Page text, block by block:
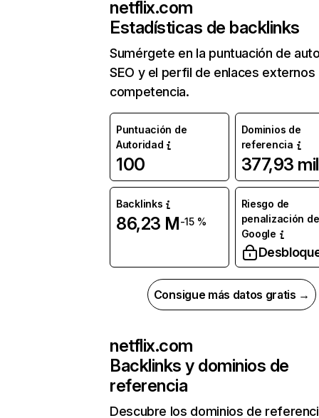
netflix.com
Estadísticas de backlinks
Sumérgete en la puntuación de
SEO y el perfil de enlaces externos
competencia.
Puntuación de
Autoridad
100
Dominios de
referencia
377,93 mil
Backlinks
86,23 M-15 %
Riesgo de
penalización de
Google
Consigue más datos gratis →
netflix.com
Backlinks y dominios de
referencia
Descubre los dominios de